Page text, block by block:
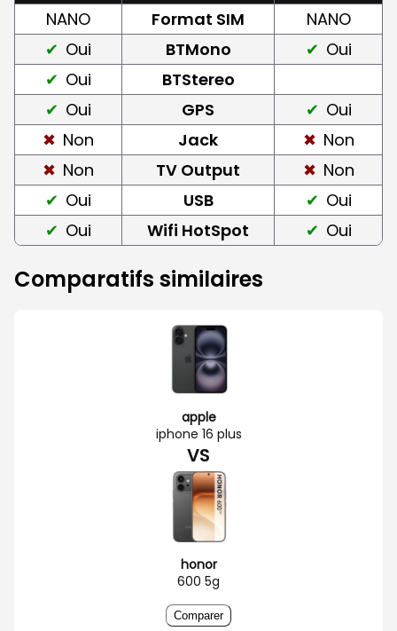
NANO Format SIM
NANO
Oui
BTMono
Oui
Oui
BTStereo
Oui
GPS
Oui
Non
Jack
Non
Non
TV Output
Non
Oui
USB
Oui
Oui
Wifi HotSpot Oui
Comparatifs similaires
apple
iphone 16 plus
VS
honor
600 5g
Comparer